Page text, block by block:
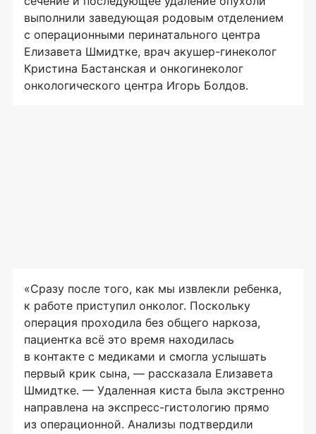
выполнили заведующая родовым отделением
с операционными перинатального центра
Елизавета Шмидтке, врач акушер-гинеколог
Кристина Бастанская и онкогинеколог
онкологического центра Игорь Болдов.
«Сразу после того, как мы извлекли ребенка,
к работе приступил онколог. Поскольку
операция проходила без общего наркоза,
пациентка всё это время находилась
в контакте с медиками и смогла услышать
первый крик сына, — рассказала Елизавета
Шмидтке. — Удаленная киста была экстренно
направлена на экспресс-гистологию прямо
из операционной. Анализы подтвердили